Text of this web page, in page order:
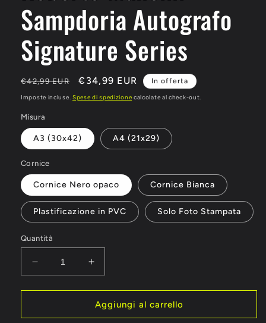
Sampdoria Autografo
Signature Series
Prezzo
di
€42,99 EUR
Prezzo
scontato
€34,99 EUR In offerta
Imposte incluse. Spese di spedizione calcolate al check-out.
Misura
A3 (30x42) A4 (21x29)
Cornice
Cornice Nero opaco Cornice Bianca
Plastificazione in PVC Solo Foto Stampata
Quantità
Diminuisci
quantità
per
Vialli
Aumenta
quantità
per
Gianluca
Vialli
Aggiungi al carrello